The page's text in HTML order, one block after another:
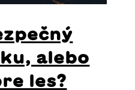
alebo
les?